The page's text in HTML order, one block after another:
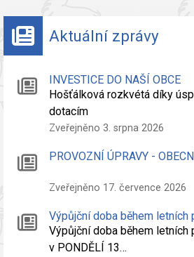
Aktuální zprávy
INVESTICE DO NAŠÍ OBCE
Hošťálková rozkvétá díky
dotacím
Zveřejněno 3. srpna 2026
PROVOZNÍ ÚPRAVY -
Zveřejněno 17. července 2026
Výpůjční doba během letních
Výpůjční doba během letních
v PONDĚLÍ 13…